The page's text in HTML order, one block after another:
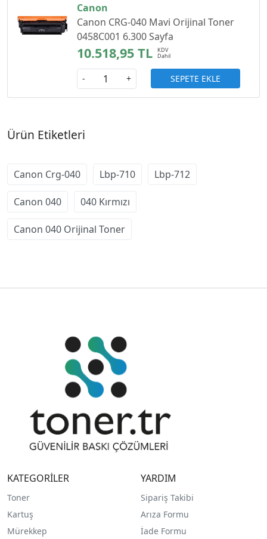
Canon
Canon CRG-040 Mavi Orijinal Toner
0458C001 6.300 Sayfa
10.518,95 TL
- + SEPETE EKLE
Ürün Etiketleri
Canon Crg-040 Lbp-710 Lbp-712
Canon 040 040 Kırmızı
Canon 040 Orijinal Toner
KATEGORİLER
Toner
Kartuş
Mürekkep
YARDIM
Sipariş Takibi
Arıza Formu
İade Formu